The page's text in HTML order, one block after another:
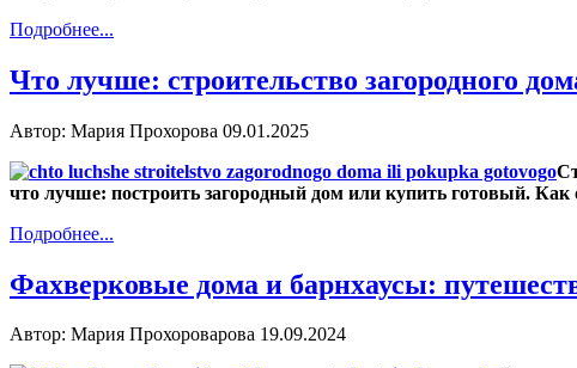
Подробнее...
Что лучше: строительство загородного
Автор: Мария Прохорова 09.01.2025
что лучше: построить загородный дом или купить готовый.
Подробнее...
Фахверковые дома и барнхаусы:
Автор: Мария Прохороварова 19.09.2024